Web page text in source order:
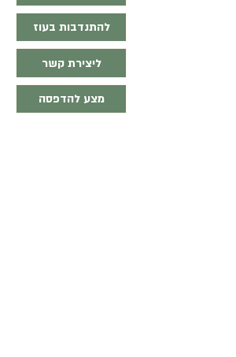
להתנדבות בעוז
ליצירת קשר
מצע להדפסה